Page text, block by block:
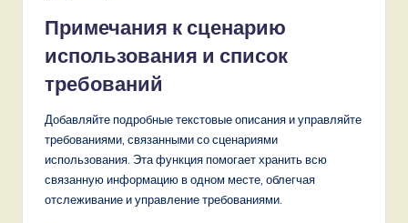
Примечания к сценарию
использования и список
требований
Добавляйте подробные текстовые описания и управляйте
требованиями, связанными со сценариями
использования. Эта функция помогает хранить всю
связанную информацию в одном месте, облегчая
отслеживание и управление требованиями.